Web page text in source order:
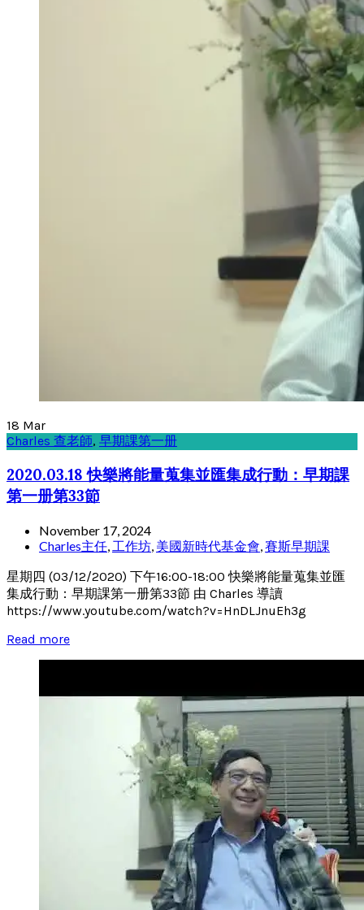
18 Mar
Charles 查老師, 早期課第一册
2020.03.18 快樂將能量蒐集並匯集成行動：早期課
第一册第33節
November 17, 2024
Charles主任, 工作坊, 美國新時代基金會,賽斯早期課
星期四 (03/12/2020) 下午16:00-18:00 快樂將能量蒐集並匯
集成行動：早期課第一册第33節 由 Charles 導讀
https://www.youtube.com/watch?v=HnDLJnuEh3g
Read more